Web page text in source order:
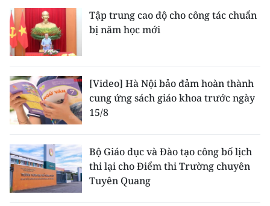
Infographic
TIN ĐỊA PHƯƠNG
Trung du và miền núi phía Bắc
Đồng bằng sông Hồng
Bắc Trung Bộ
Tập trung cao độ cho công tác chuẩn
bị năm học mới
[Video] Hà Nội bảo đảm hoàn thành
cung ứng sách giáo khoa trước ngày
15/8
Bộ Giáo dục và Đào tạo công bố lịch
thi lại cho Điểm thi Trường chuyên
Tuyên Quang